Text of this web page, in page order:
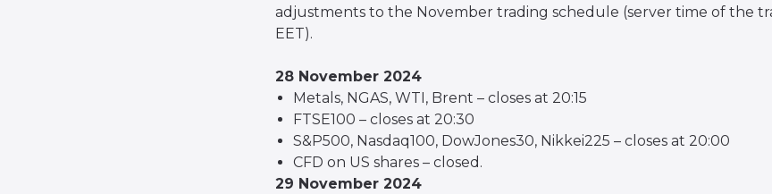
adjustments to the November trading schedule (server time of the
EET).
28 November 2024
Metals, NGAS, WTI, Brent – closes at 20:15
FTSE100 – closes at 20:30
S&P500, Nasdaq100, DowJones30, Nikkei225 – closes at 20:00
CFD on US shares – closed.
29 November 2024